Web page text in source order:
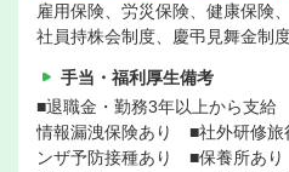
雇用保険、労災保険、健康保険
社員持株会制度、慶弔見舞金制
手当・福利厚生備考
■退職金・勤務3年以上から支
情報漏洩保険あり ■社外研修
ンザ予防接種あり ■保養所あ